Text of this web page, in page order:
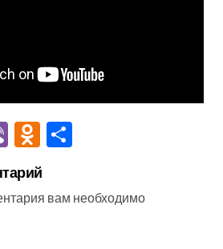
ViberOdnoklassniki
вам необходимо